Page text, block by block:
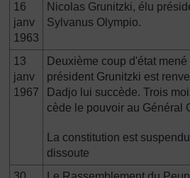
16
janv
1963
Nicolas Grunitzki, élu
Sylvanus Olympio.
13
janv
1967
Deuxième coup d'état
président Grunitzki est
Dadjo lui succède. Trois
cède le pouvoir au Général
La constitution est
dissoute